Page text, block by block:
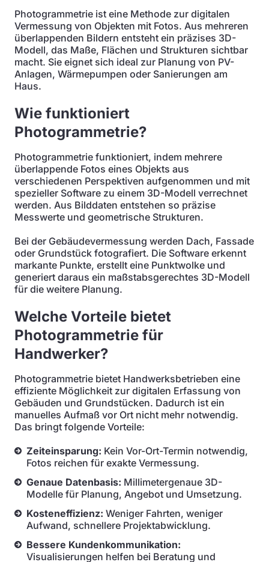
Photogrammetrie ist eine Methode zur digitalen
Vermessung von Objekten mit Fotos. Aus mehreren
überlappenden Bildern entsteht ein präzises 3D-
Modell, das Maße, Flächen und Strukturen sichtbar
macht. Sie eignet sich ideal zur Planung von PV-
Anlagen, Wärmepumpen oder Sanierungen am
Haus.
Wie funktioniert
Photogrammetrie?
Photogrammetrie funktioniert, indem mehrere
überlappende Fotos eines Objekts aus
verschiedenen Perspektiven aufgenommen und mit
spezieller Software zu einem 3D-Modell verrechnet
werden. Aus Bilddaten entstehen so präzise
Messwerte und geometrische Strukturen.
Bei der Gebäudevermessung werden Dach, Fassade
oder Grundstück fotografiert. Die Software erkennt
markante Punkte, erstellt eine Punktwolke und
generiert daraus ein maßstabsgerechtes 3D-Modell
für die weitere Planung.
Welche Vorteile bietet
Photogrammetrie für
Handwerker?
Photogrammetrie bietet Handwerksbetrieben eine
effiziente Möglichkeit zur digitalen Erfassung von
Gebäuden und Grundstücken. Dadurch ist ein
manuelles Aufmaß vor Ort nicht mehr notwendig.
Das bringt folgende Vorteile:
Zeiteinsparung: Kein Vor-Ort-Termin notwendig,
Fotos reichen für exakte Vermessung.
Genaue Datenbasis: Millimetergenaue 3D-
Modelle für Planung, Angebot und Umsetzung.
Kosteneffizienz: Weniger Fahrten, weniger
Aufwand, schnellere Projektabwicklung.
Bessere Kundenkommunikation:
Visualisierungen helfen bei Beratung und